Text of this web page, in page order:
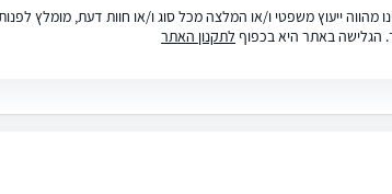
מהווה ייעוץ משפטי ו/או המלצה מכל סוג ו/או חוות דעת, מומלץ
הגלישה באתר היא בכפוף לתקנון האתר